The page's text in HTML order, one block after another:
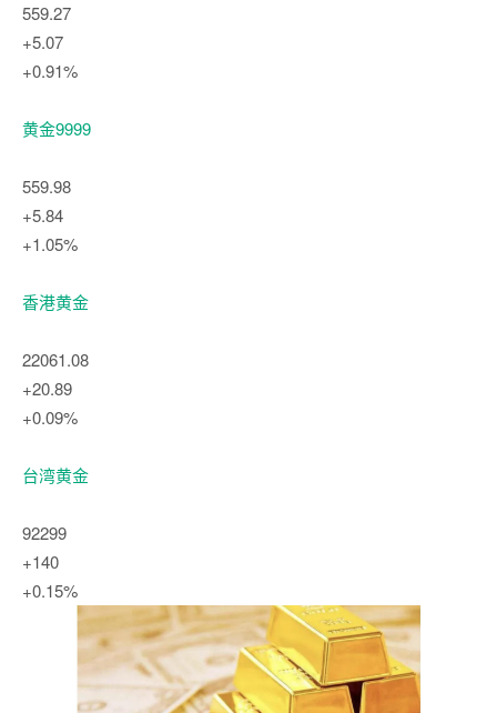
559.27
+5.07
+0.91%
黄金9999
559.98
+5.84
+1.05%
香港黄金
22061.08
+20.89
+0.09%
台湾黄金
92299
+140
+0.15%